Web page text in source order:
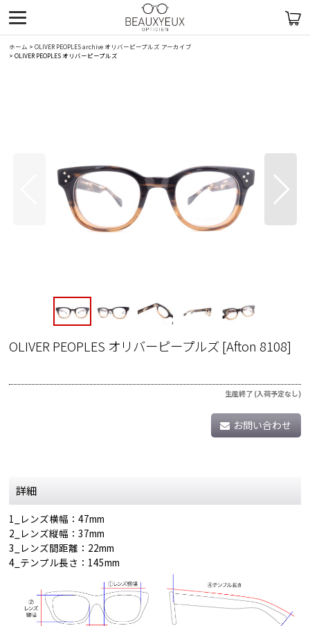
ホーム > OLIVER PEOPLES archive オリバーピープルズ アーカイブ
> OLIVER PEOPLES オリバーピープルズ
OLIVER PEOPLES オリバーピープルズ[Afton 8108]
生産終了 (入荷予定なし)
お問い合わせ
詳細
1_レンズ横幅：47mm
2_レンズ縦幅：37mm
3_レンズ間距離：22mm
4_テンプル長さ：145mm